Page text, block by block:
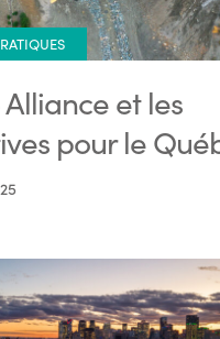
et les
pour le